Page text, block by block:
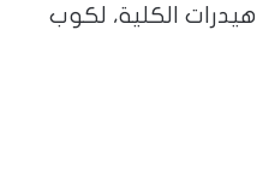
و 38 جرام من الكربوهيدرات الكلية، لكوب